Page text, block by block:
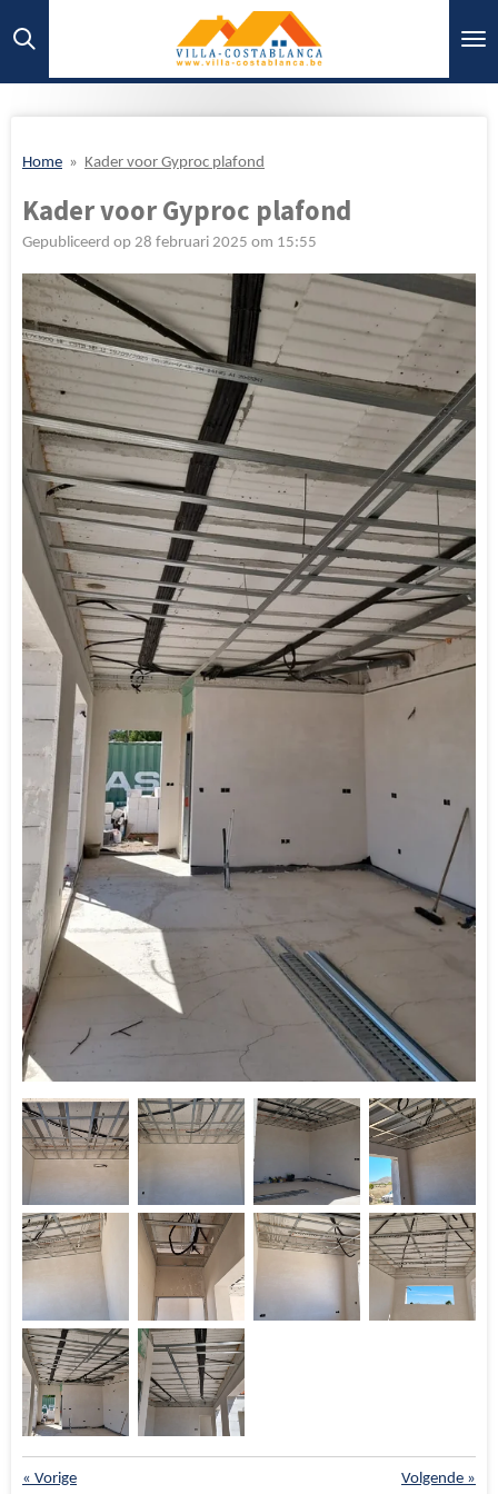
direct
Home » Kader voor Gyproc plafond
Kader voor Gyproc plafond
Gepubliceerd op 28 februari 2025 om 15:55
« Vorige Volgende »